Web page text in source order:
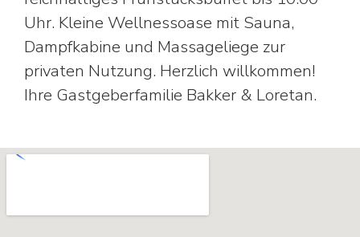
Uhr. Kleine Wellnessoase mit Sauna,
Dampfkabine und Massageliege zur
privaten Nutzung. Herzlich willkommen!
Ihre Gastgeberfamilie Bakker & Loretan.